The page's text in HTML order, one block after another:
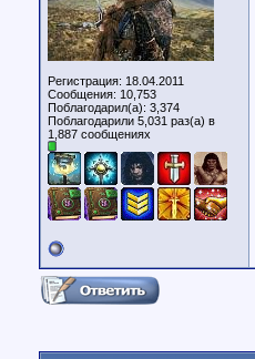
Регистрация: 18.04.2011
Сообщения: 10,753
Поблагодарил(а): 3,374
Поблагодарили 5,031 раз(а) в
1,887 сообщениях